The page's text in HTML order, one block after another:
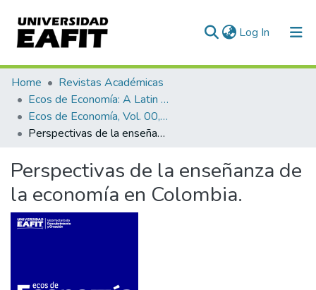
Log In (current)
Communities & Collections
All of DSpace
Statistics
Home
Revistas Académicas
Ecos de Economía: A Latin American Journal of Applied Economics
Ecos de Economía, Vol. 00, No. 03 (1996)
Perspectivas de la enseñanza de la economía en Colombia.
Perspectivas de la enseñanza de
la economía en Colombia.